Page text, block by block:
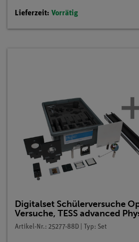
Lieferzeit: Vorrätig
Digitalset Schülerversuche
Versuche, TESS advanced
Artikel-Nr.: 25277-88D | Typ: Set